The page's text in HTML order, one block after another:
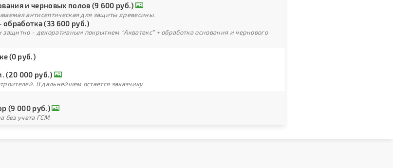
и черновых полов (9 600 руб.)
антисептическая для защиты древесины.
обработка (33 600 руб.)
защитно - декоративным покрытием "Акватекс" + обработка основания и чернового
(0 руб.)
(20 000 руб.)
В дальнейшем остается заказчику
(9 000 руб.)
без учета ГСМ.